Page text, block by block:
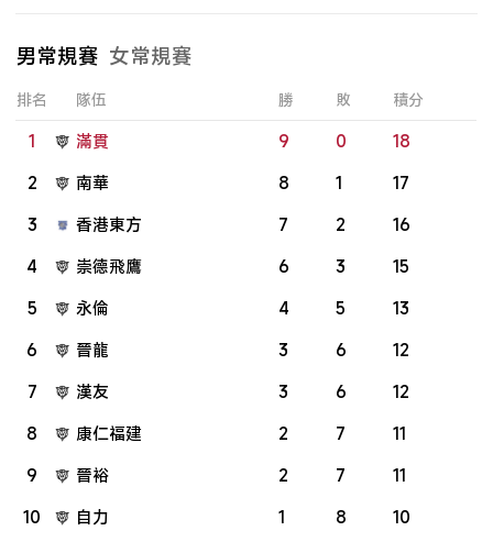
男常規賽 女常規賽
排名 隊伍 勝 敗 積分
1 滿貫 9 0
18
2
南華 8 1
17
3
香港東方 7 2
16
4
崇德飛鷹 6 3
15
5
永倫 4 5
13
6
晉龍 3 6
12
7
漢友 3 6
12
8
康仁福建 2 7
11
9
晉裕 2 7
11
10
自力 1 8 10